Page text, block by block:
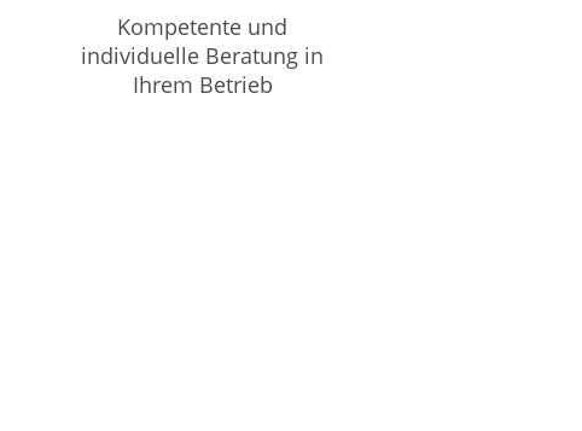
Kompetente und
individuelle Beratung in
Ihrem Betrieb